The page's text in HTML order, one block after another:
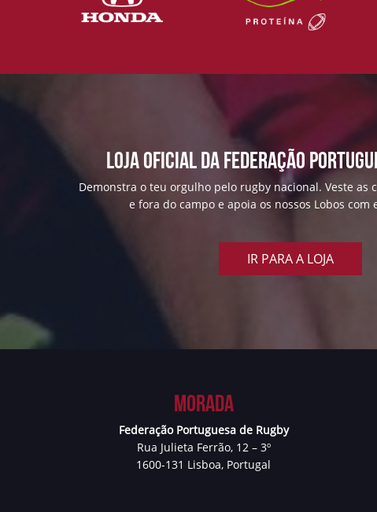
Loja Oficial da Federação
Demonstra o teu orgulho pelo rugby nacional. Veste as
e fora do campo e apoia os nossos Lobos com
IR PARA A LOJA
Morada
Federação Portuguesa de Rugby
Rua Julieta Ferrão, 12 – 3º
1600-131 Lisboa, Portugal